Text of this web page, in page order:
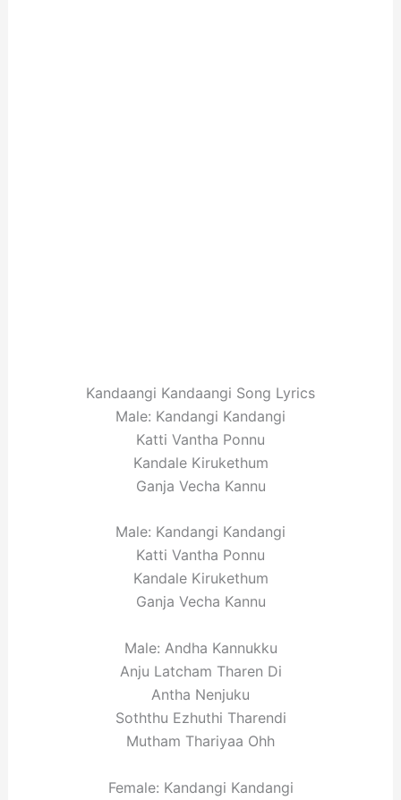
Kandaangi Kandaangi Song Lyrics
Male: Kandangi Kandangi
Katti Vantha Ponnu
Kandale Kirukethum
Ganja Vecha Kannu
Male: Kandangi Kandangi
Katti Vantha Ponnu
Kandale Kirukethum
Ganja Vecha Kannu
Male: Andha Kannukku
Anju Latcham Tharen Di
Antha Nenjuku
Soththu Ezhuthi Tharendi
Mutham Thariyaa Ohh
Female: Kandangi Kandangi